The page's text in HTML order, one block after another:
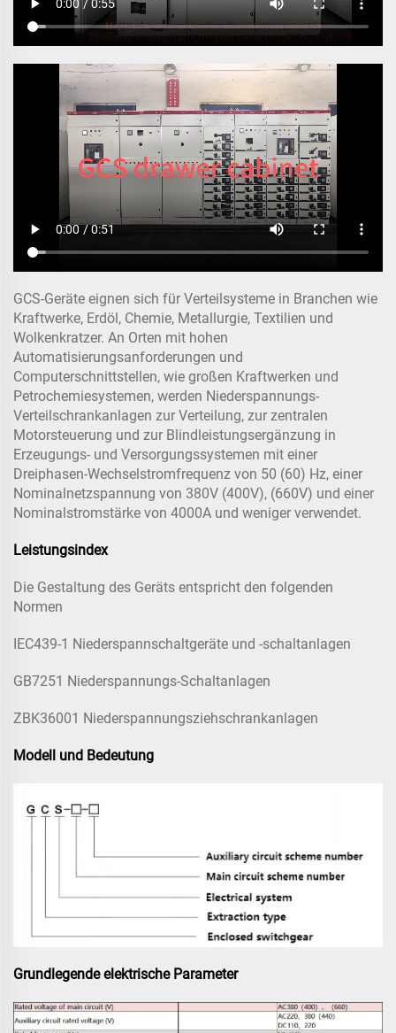
GCS-Geräte eignen sich für Verteilsysteme in Branchen wie
Kraftwerke, Erdöl, Chemie, Metallurgie, Textilien und
Wolkenkratzer. An Orten mit hohen
Automatisierungsanforderungen und
Computerschnittstellen, wie großen Kraftwerken und
Petrochemiesystemen, werden Niederspannungs-
Verteilschrankanlagen zur Verteilung, zur zentralen
Motorsteuerung und zur Blindleistungsergänzung in
Erzeugungs- und Versorgungssystemen mit einer
Dreiphasen-Wechselstromfrequenz von 50 (60) Hz, einer
Nominalnetzspannung von 380V (400V), (660V) und einer
Nominalstromstärke von 4000A und weniger verwendet.
Leistungsindex
Die Gestaltung des Geräts entspricht den folgenden
Normen
IEC439-1 Niederspannschaltgeräte und -schaltanlagen
GB7251 Niederspannungs-Schaltanlagen
ZBK36001 Niederspannungsziehschrankanlagen
Modell und Bedeutung
Grundlegende elektrische Parameter